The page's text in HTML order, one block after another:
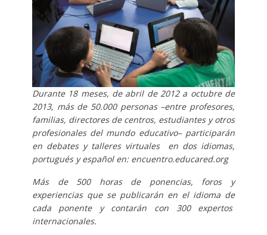
Durante 18 meses, de abril de 2012 a octubre de
2013, más de 50.000 personas –entre profesores,
familias, directores de centros, estudiantes y otros
profesionales del mundo educativo– participarán
en debates y talleres virtuales en dos idiomas,
portugués y español en: encuentro.educared.org
Más de 500 horas de ponencias, foros y
experiencias que se publicarán en el idioma de
cada ponente y contarán con 300 expertos
internacionales.